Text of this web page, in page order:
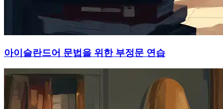
아이슬란드어 문법을 위한 부정문 연습